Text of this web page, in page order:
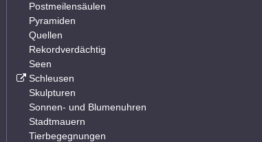
Postmeilensäulen
Pyramiden
Quellen
Rekordverdächtig
Seen
Schleusen
Skulpturen
Sonnen- und Blumenuhren
Stadtmauern
Tierbegegnungen